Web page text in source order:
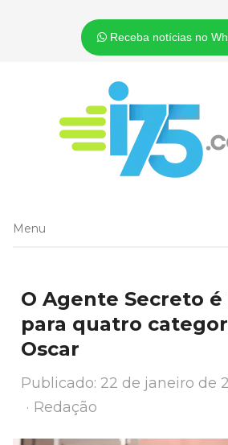
Receba notícias no
Menu
Menu
O Agente Secreto
para quatro
Oscar
Publicado: 22 de janeiro de
Author
Redação